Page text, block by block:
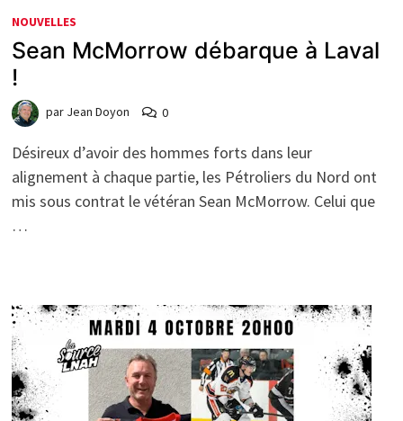
NOUVELLES
Sean McMorrow débarque à Laval
!
par Jean Doyon 0
Désireux d’avoir des hommes forts dans leur
alignement à chaque partie, les Pétroliers du Nord ont
mis sous contrat le vétéran Sean McMorrow. Celui que
…